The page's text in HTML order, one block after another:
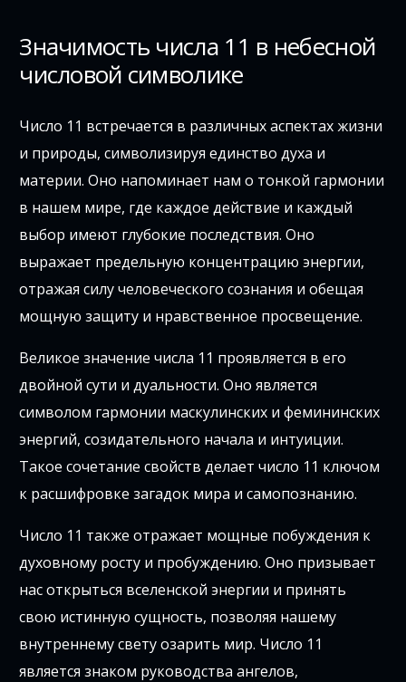
Значимость числа 11 в небесной
числовой символике
Число 11 встречается в различных аспектах жизни
и природы, символизируя единство духа и
материи. Оно напоминает нам о тонкой гармонии
в нашем мире, где каждое действие и каждый
выбор имеют глубокие последствия. Оно
выражает предельную концентрацию энергии,
отражая силу человеческого сознания и обещая
мощную защиту и нравственное просвещение.
Великое значение числа 11 проявляется в его
двойной сути и дуальности. Оно является
символом гармонии маскулинских и фемининских
энергий, созидательного начала и интуиции.
Такое сочетание свойств делает число 11 ключом
к расшифровке загадок мира и самопознанию.
Число 11 также отражает мощные побуждения к
духовному росту и пробуждению. Оно призывает
нас открыться вселенской энергии и принять
свою истинную сущность, позволяя нашему
внутреннему свету озарить мир. Число 11
является знаком руководства ангелов,